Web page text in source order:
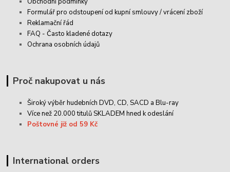
Formulář pro odstoupení od kupní smlouvy / vrácení zboží
Reklamační řád
FAQ - Často kladené dotazy
Ochrana osobních údajů
Proč nakupovat u nás
Široký výběr hudebních DVD, CD,SACD a Blu-ray
Více než 20.000 titulů SKLADEM hned k odeslání
Poštovné již od 59 Kč
International orders